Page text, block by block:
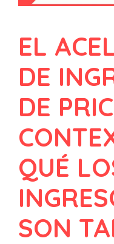
EL
DE
DE
QUÉ
SON